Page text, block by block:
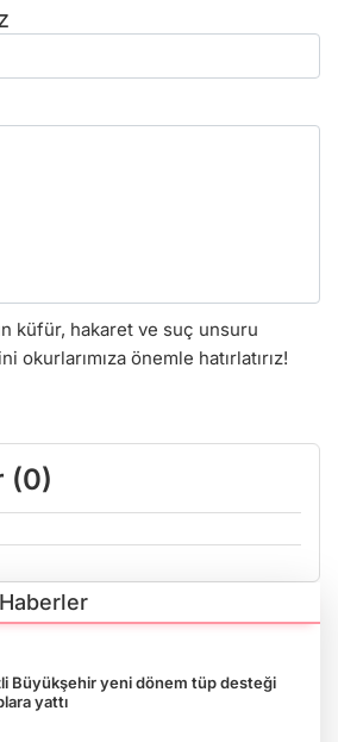
küfür, hakaret ve suç unsuru
okurlarımıza önemle hatırlatırız!
(0)
Büyükşehir yeni dönem tüp desteği
yattı